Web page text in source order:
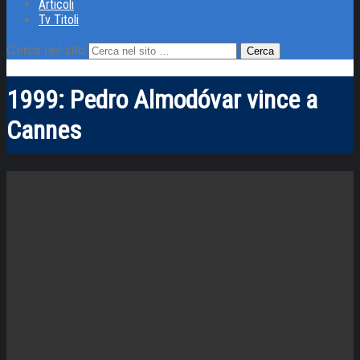
Articoli
Tv Titoli
Cerca nel sito
1999: Pedro Almodóvar vince a
Cannes